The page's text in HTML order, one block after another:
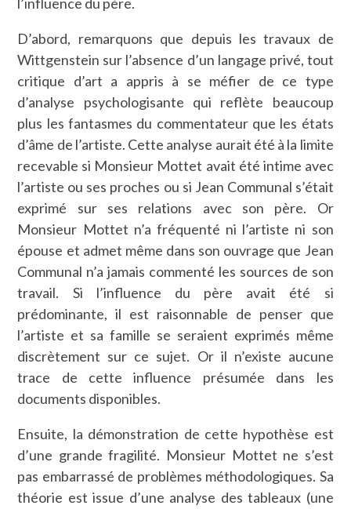
D’abord, remarquons que depuis les travaux de
Wittgenstein sur l’absence d’un langage privé, tout
critique d’art a appris à se méfier de ce type
d’analyse psychologisante qui reflète beaucoup
plus les fantasmes du commentateur que les états
d’âme de l’artiste. Cette analyse aurait été à la limite
recevable si Monsieur Mottet avait été intime avec
l’artiste ou ses proches ou si Jean Communal s’était
exprimé sur ses relations avec son père. Or
Monsieur Mottet n’a fréquenté ni l’artiste ni son
épouse et admet même dans son ouvrage que Jean
Communal n’a jamais commenté les sources de son
travail. Si l’influence du père avait été si
prédominante, il est raisonnable de penser que
l’artiste et sa famille se seraient exprimés même
discrètement sur ce sujet. Or il n’existe aucune
trace de cette influence présumée dans les
documents disponibles.
Ensuite, la démonstration de cette hypothèse est
d’une grande fragilité. Monsieur Mottet ne s’est
pas embarrassé de problèmes méthodologiques. Sa
théorie est issue d’une analyse des tableaux (une